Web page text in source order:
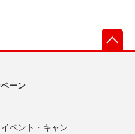
ーン
ベント・キャン